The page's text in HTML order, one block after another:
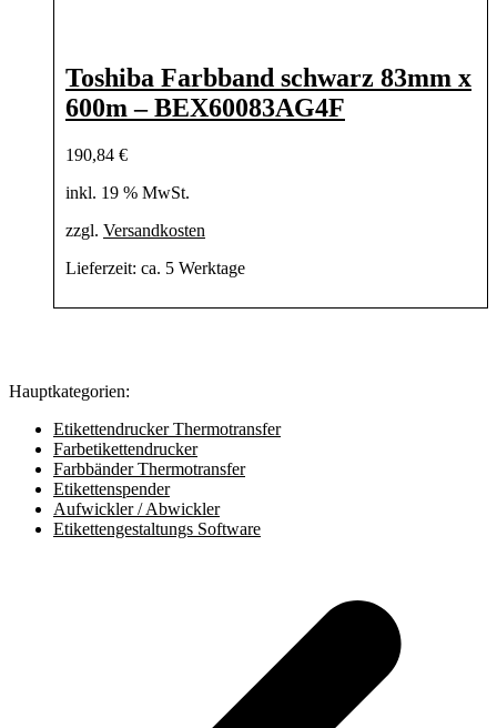
Toshiba Farbband schwarz 83mm x
600m – BEX60083AG4F
190,84 €
inkl. 19 % MwSt.
zzgl. Versandkosten
Lieferzeit: ca. 5 Werktage
Hauptkategorien:
Etikettendrucker Thermotransfer
Farbetikettendrucker
Farbbänder Thermotransfer
Etikettenspender
Aufwickler / Abwickler
Etikettengestaltungs Software